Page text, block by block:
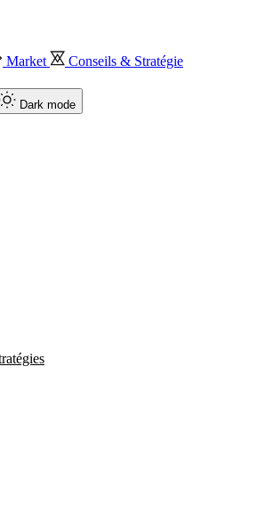
Market Conseils & Stratégie
Dark mode